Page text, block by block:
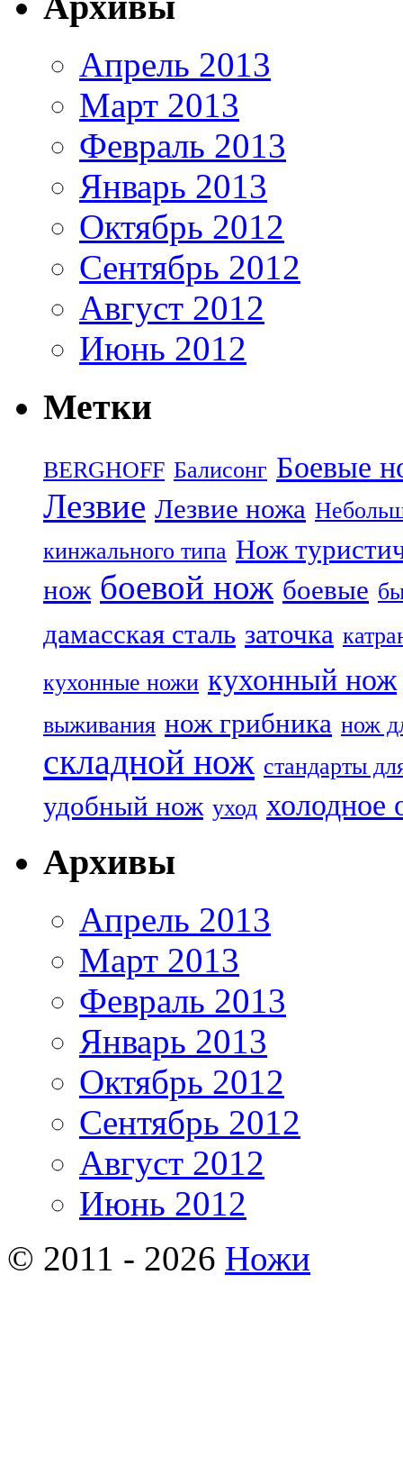
Апрель 2013
Март 2013
Февраль 2013
Январь 2013
Октябрь 2012
Сентябрь 2012
Август 2012
Июнь 2012
Метки
BERGHOFF Балисонг Боевые
Лезвие Лезвие ножа
кинжального типа Нож
нож боевой нож боевые
дамасская сталь заточка
кухонные ножи кухонный нож
выживания нож грибника нож
складной нож стандарты
удобный нож уход холодное
Архивы
Апрель 2013
Март 2013
Февраль 2013
Январь 2013
Октябрь 2012
Сентябрь 2012
Август 2012
Июнь 2012
© 2011 - 2026 Ножи